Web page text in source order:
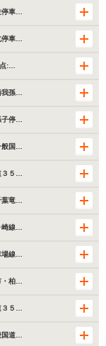
停車…
停車…
点:…
我孫…
子停…
般国…
３５…
葉竜…
崎線…
場線…
・柏…
３５…
国道…